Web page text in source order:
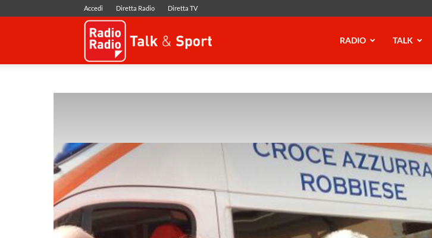
Accedi Diretta Radio Diretta TV
RADIO TALK